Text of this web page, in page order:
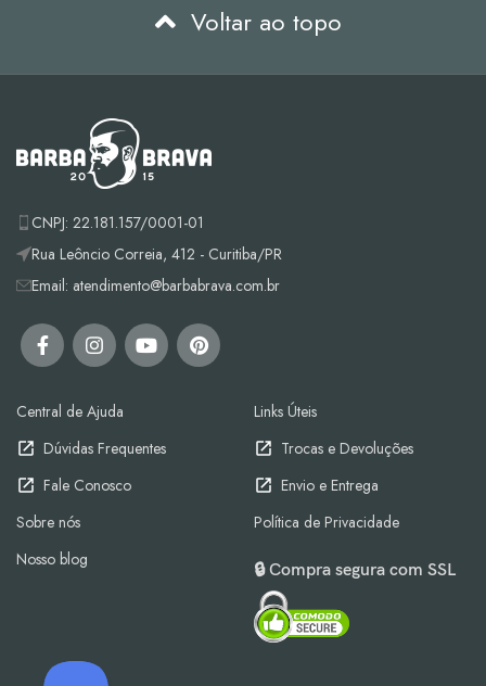
Voltar ao topo
CNPJ: 22.181.157/0001-01
Rua Leôncio Correia, 412 - Curitiba/PR
Email: atendimento@barbabrava.com.br
Central de Ajuda
Dúvidas Frequentes
Fale Conosco
Sobre nós
Nosso blog
Links Úteis
Trocas e Devoluções
Envio e Entrega
Política de Privacidade
🔒 Compra segura com SSL